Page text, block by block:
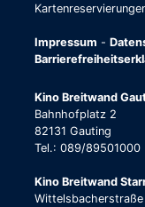
Impressum -
Kino Breitwand
Bahnhofplatz 2
82131 Gauting
Tel.: 089/89501000
Kino Breitwand
Wittelsbacherstraße